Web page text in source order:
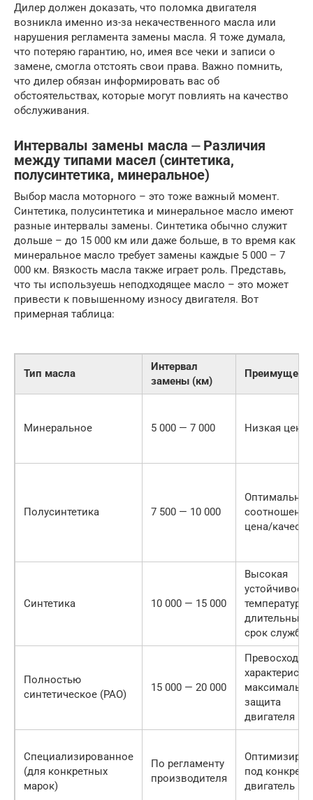
Дилер должен доказать, что поломка двигателя
возникла именно из-за некачественного масла или
нарушения регламента замены масла. Я тоже думала,
что потеряю гарантию, но, имея все чеки и записи о
замене, смогла отстоять свои права. Важно помнить,
что дилер обязан информировать вас об
обстоятельствах, которые могут повлиять на качество
обслуживания.
Интервалы замены масла ⏤ Различия
между типами масел (синтетика,
полусинтетика, минеральное)
Выбор масла моторного – это тоже важный момент.
Синтетика, полусинтетика и минеральное масло имеют
разные интервалы замены. Синтетика обычно служит
дольше – до 15 000 км или даже больше, в то время как
минеральное масло требует замены каждые 5 000 – 7
000 км. Вязкость масла также играет роль. Представь,
что ты используешь неподходящее масло – это может
привести к повышенному износу двигателя. Вот
примерная таблица:
Тип масла
Интервал
замены (км)
Минеральное 5 000 — 7 000 Низкая цена
Полусинтетика 7 500 — 10 000
Оптимальное
соотношение
цена/
Синтетика 10 000 — 15 000
Высокая
длительный
срок службы
Полностью
синтетическое (PAO)
15 000 — 20 000
защита
двигателя
Специализированное
(для конкретных
марок)
По регламенту
производителя
под
двигатель